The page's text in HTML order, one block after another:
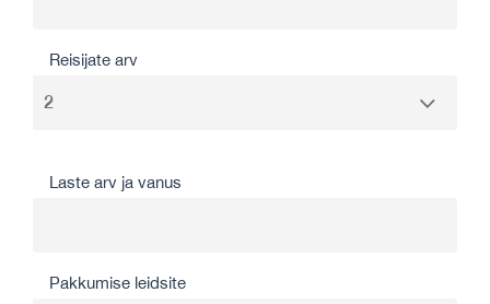
Reisijate arv
Laste arv ja vanus
Pakkumise leidsite